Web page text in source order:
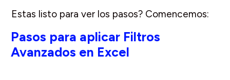
Estas listo para ver los pasos? Comencemos:
Pasos para aplicar Filtros
Avanzados en Excel